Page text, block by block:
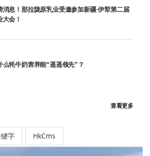
消息！那拉陇原乳业受邀参加新疆·伊犁第二届
大会！
么牦牛奶营养能“遥遥领先”？
查看更多
字 HkCms